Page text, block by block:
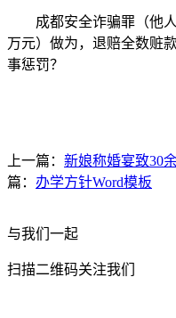
成都安全诈骗罪（他人
万元）做为，退赔全数赃
事惩罚？
上一篇： 新娘称婚宴致30
篇： 办学方针Word模板
与我们一起
扫描二维码关注我们